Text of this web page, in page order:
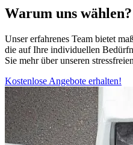
Warum uns wählen?
Unser erfahrenes Team bietet
die auf Ihre individuellen
Sie mehr über unseren
Kostenlose Angebote erhalten!